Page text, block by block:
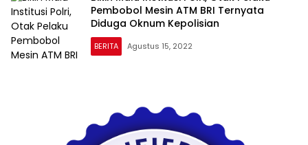
Pembobol Mesin ATM BRI Ternyata
Diduga Oknum Kepolisian
BERITA Agustus 15, 2022